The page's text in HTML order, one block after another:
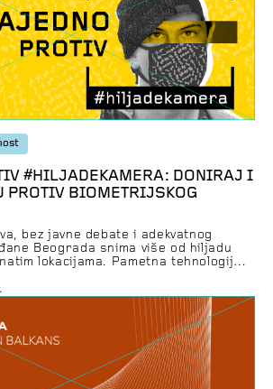
#HILJADEKAMERA: DONIRAJ I
PROTIV BIOMETRIJSKOG
bez javne debate i adekvatnog
Beograda snima više od hiljadu
lokacijama. Pametna tehnologija
uvodi Ministarstvo
omogućava i prepoznavanje naših
kretanja. Širom sveta sve je glasniji
tehnologija, jer se diskutabilan